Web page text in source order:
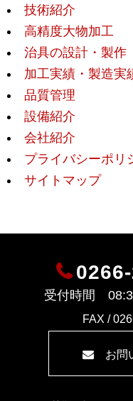
技術紹介
高精度大物加工
治具の設計・製作
加工実績・製造実
品質管理
設備紹介
会社紹介
プライバシーポリ
サイトマップ
受付時間
FAX /
お問